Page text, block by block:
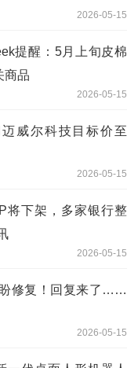
2026-05-15
提醒：5月上旬皮棉
商品
2026-05-15
威尔科技目标价至
2026-05-15
将下架，多家银行整
2026-05-15
修复！回复来了……
2026-05-15